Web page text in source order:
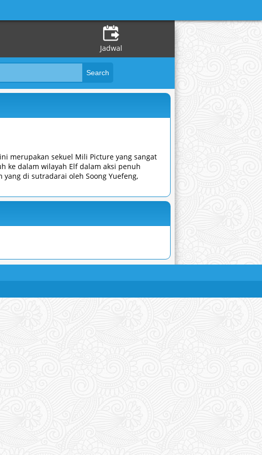
Jadwal
merupakan sekuel Mili Picture yang sangat
ke dalam wilayah Elf dalam aksi penuh
di sutradarai oleh Soong Yuefeng,